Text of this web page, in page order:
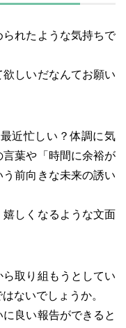
れたような気持ちで
しいだなんてお願い
近忙しい？体調に気
葉や「時間に余裕が
前向きな未来の誘い
しくなるような文面
取り組もうとしてい
ないでしょうか。
良い報告ができると